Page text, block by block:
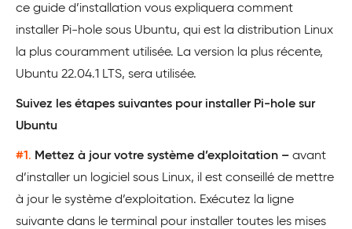
ce guide d’installation vous expliquera comment
installer Pi-hole sous Ubuntu, qui est la distribution Linux
la plus couramment utilisée. La version la plus récente,
Ubuntu 22.04.1 LTS, sera utilisée.
Suivez les étapes suivantes pour installer Pi-hole sur
Ubuntu
#1 . Mettez à jour votre système d’exploitation – avant
d’installer un logiciel sous Linux, il est conseillé de mettre
à jour le système d’exploitation. Exécutez la ligne
suivante dans le terminal pour installer toutes les mises